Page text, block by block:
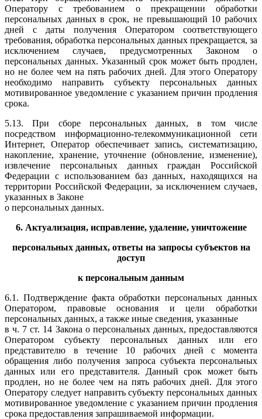
Оператору с требованием о прекращении обработки
персональных данных в срок, не превышающий 10 рабочих
дней с даты получения Оператором соответствующего
требования, обработка персональных данных прекращается, за
исключением случаев, предусмотренных Законом о
персональных данных. Указанный срок может быть продлен,
но не более чем на пять рабочих дней. Для этого Оператору
необходимо направить субъекту персональных данных
мотивированное уведомление с указанием причин продления
срока.
5.13. При сборе персональных данных, в том числе
посредством информационно-телекоммуникационной сети
Интернет, Оператор обеспечивает запись, систематизацию,
накопление, хранение, уточнение (обновление, изменение),
извлечение персональных данных граждан Российской
Федерации с использованием баз данных, находящихся на
территории Российской Федерации, за исключением случаев,
указанных в Законе
о персональных данных.
6. Актуализация, исправление, удаление, уничтожение
персональных данных, ответы на запросы субъектов на
доступ
к персональным данным
6.1. Подтверждение факта обработки персональных данных
Оператором, правовые основания и цели обработки
персональных данных, а также иные сведения, указанные
в ч. 7 ст. 14 Закона о персональных данных, предоставляются
Оператором субъекту персональных данных или его
представителю в течение 10 рабочих дней с момента
обращения либо получения запроса субъекта персональных
данных или его представителя. Данный срок может быть
продлен, но не более чем на пять рабочих дней. Для этого
Оператору следует направить субъекту персональных данных
мотивированное уведомление с указанием причин продления
срока предоставления запрашиваемой информации.